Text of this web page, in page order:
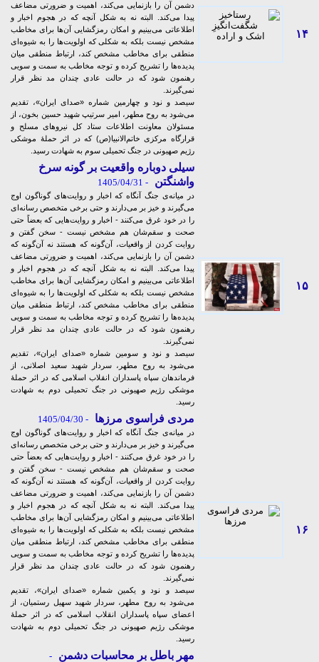
۱۴
دشمن آن را بازنمایی می‌کند، اهمیت و ضرورتی مضاعف
پیدا می‌کند. البته نه به شکل آنچه که در هجوم اخبار و
اطلاعاتی می‌بینیم و امکان رمزگشایی‌ آن‌ها برای مخاطب
مشخص نیست بلکه به شکلی که اولویت‌ها را به شیوه‌ای
منطقی برای مخاطب مشخص کند، ارتباط منطقی میان
پدیده‌ها را تشریح کرده و توجه مخاطب به سمت و سویی
رهنمون شود که در حالت عادی چندان مد نظر قرار
نمی‌گیرند.
سیصد و نود و چهارمین شماره «صدای ایران»، تقدیم
می‌شود به روح مطهر، امیر سرتیپ شهید حسین بخون، از
مسئولان معاونت اطلاعات ستاد کل نیروهای مسلح و
قرارگاه مرکزی خاتم‌الانبیا(ص) که در اثر حملۀ موشکی
رژیم صهیونی در جنگ تحمیلی سوم به شهادت رسید.
۱۵
سیلی دوباره واقعیت بر گونه سرخ
واشنگتن
- 1405/04/31
در میانه‌ی جنگ آنگاه که اخبار و روایت‌های گوناگون اوج
می‌گیرند و خیز بر می‌دارند و حتی برخی متخصص رسانه‌ای
را در خود غرق می‌کنند - اخبار و روایت‌هایی که بعضاً حتی
صحت و سقم‌شان هم مشخص نیست - سخن گفتن و
روایت کردن از واقعیات، آن‌گونه که هستند نه آن‌گونه که
دشمن آن را بازنمایی می‌کند، اهمیت و ضرورتی مضاعف
پیدا می‌کند. البته نه به شکل آنچه که در هجوم اخبار و
اطلاعاتی می‌بینیم و امکان رمزگشایی‌ آن‌ها برای مخاطب
مشخص نیست بلکه به شکلی که اولویت‌ها را به شیوه‌ای
منطقی برای مخاطب مشخص کند، ارتباط منطقی میان
پدیده‌ها را تشریح کرده و توجه مخاطب به سمت و سویی
رهنمون شود که در حالت عادی چندان مد نظر قرار
نمی‌گیرند.
سیصد و نود و سومین شماره «صدای ایران»، تقدیم
می‌شود به روح مطهر، سردار شهید سعید اصلانی، از
فرماندهان سپاه پاسداران انقلاب اسلامی که در اثر حملۀ
موشکی رژیم صهیونی در جنگ تحمیلی دوم به شهادت
رسید.
۱۶
مردی فراسوی مرزها - 1405/04/30
در میانه‌ی جنگ آنگاه که اخبار و روایت‌های گوناگون اوج
می‌گیرند و خیز بر می‌دارند و حتی برخی متخصص رسانه‌ای
را در خود غرق می‌کنند - اخبار و روایت‌هایی که بعضاً حتی
صحت و سقم‌شان هم مشخص نیست - سخن گفتن و
روایت کردن از واقعیات، آن‌گونه که هستند نه آن‌گونه که
دشمن آن را بازنمایی می‌کند، اهمیت و ضرورتی مضاعف
پیدا می‌کند. البته نه به شکل آنچه که در هجوم اخبار و
اطلاعاتی می‌بینیم و امکان رمزگشایی‌ آن‌ها برای مخاطب
مشخص نیست بلکه به شکلی که اولویت‌ها را به شیوه‌ای
منطقی برای مخاطب مشخص کند، ارتباط منطقی میان
پدیده‌ها را تشریح کرده و توجه مخاطب به سمت و سویی
رهنمون شود که در حالت عادی چندان مد نظر قرار
نمی‌گیرند.
سیصد و نود و یکمین شماره «صدای ایران»، تقدیم
می‌شود به روح مطهر، سردار شهید سهیل رستمیان، از
اعضای سپاه پاسداران انقلاب اسلامی که در اثر حملۀ
موشکی رژیم صهیونی در جنگ تحمیلی دوم به شهادت
رسید.
مهر باطل بر محاسبات دشمن
-